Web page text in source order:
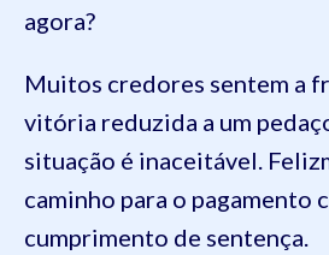
agora?
Muitos credores sentem a
vitória reduzida a um
situação é inaceitável.
caminho para o pagamento
cumprimento de sentença.